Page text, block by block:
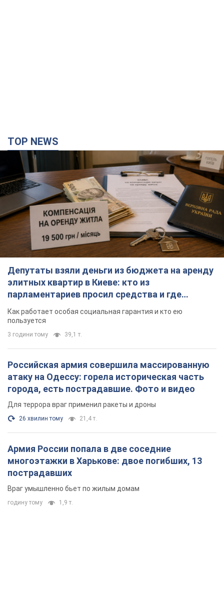
TOP NEWS
Депутаты взяли деньги из бюджета на аренду
элитных квартир в Киеве: кто из
парламентариев просил средства и где
поселился
Как работает особая социальная гарантия и кто ею
пользуется
3 години тому 39,1 т.
Российская армия совершила массированную
атаку на Одессу: горела историческая часть
города, есть пострадавшие. Фото и видео
Для террора враг применил ракеты и дроны
26 хвилин тому 21,4 т.
Армия России попала в две соседние
многоэтажки в Харькове: двое погибших, 13
пострадавших
Враг умышленно бьет по жилым домам
годину тому 1,9 т.